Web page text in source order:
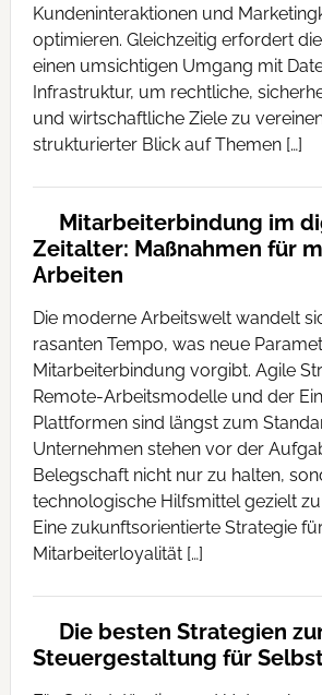
Kundeninteraktionen und
optimieren. Gleichzeitig erfordert
einen umsichtigen Umgang mit
Infrastruktur, um rechtliche,
und wirtschaftliche Ziele zu
strukturierter Blick auf Themen […]
Mitarbeiterbindung im
Zeitalter: Maßnahmen für
Arbeiten
Die moderne Arbeitswelt wandelt
rasanten Tempo, was neue
Mitarbeiterbindung vorgibt. Agile
Remote-Arbeitsmodelle und der
Plattformen sind längst zum
Unternehmen stehen vor der
Belegschaft nicht nur zu halten,
technologische Hilfsmittel gezielt
Eine zukunftsorientierte Strategie
Mitarbeiterloyalität […]
Die besten Strategien
Steuergestaltung für